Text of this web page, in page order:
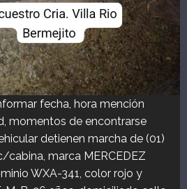
fecha, hora mención
momentos de encontrarse
detienen marcha de (01)
cabina, marca MERCEDEZ
WXA-341, color rojo y